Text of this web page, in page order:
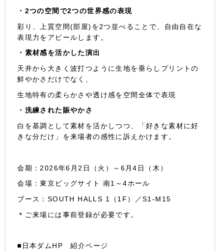
・2つの空間で2つの世界感の表現
彩り、上質空間(部屋)を2つ並べることで、自由自在な
表現力をアピールします。
・素材感を活かした演出
天井から大きく波打つように生地を垂らしプリントの
鮮やかさだけでなく、
生地特有の柔らかさや透け感を空間全体で表現
・洗練された賑やかさ
白を基調として素材を活かしつつ、「好きな素材に好
きな分だけ」を来場者の感性に訴えかけます。
会期：2026年6月2日（火）～6月4日（木）
会場：東京ビッグサイト 南1～4ホール
ブース：SOUTH HALLS 1（1F）／S1-M15
＊ご来場には事前登録が必要です。
■日本ダムHP 紹介ページ